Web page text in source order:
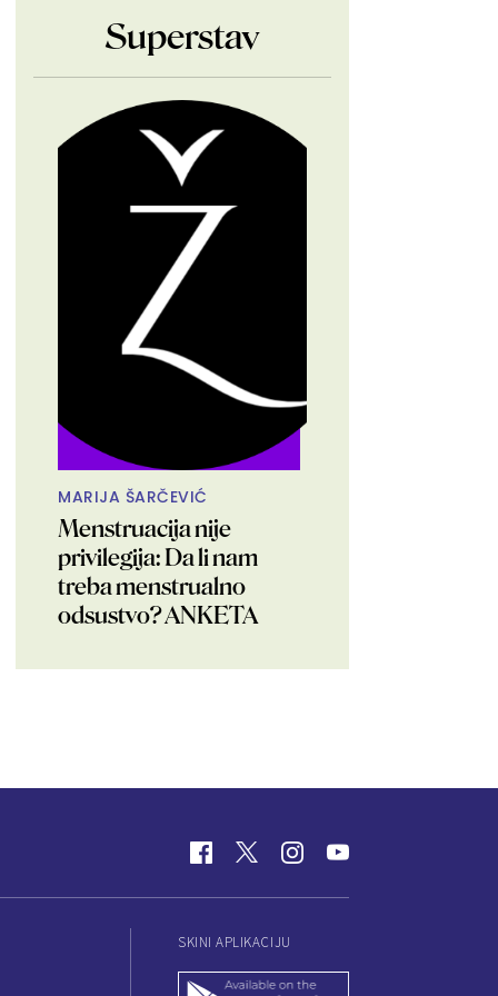
Superstav
MARIJA ŠARČEVIĆ
Menstruacija nije
privilegija: Da li nam
treba menstrualno
odsustvo? ANKETA
SKINI APLIKACIJU